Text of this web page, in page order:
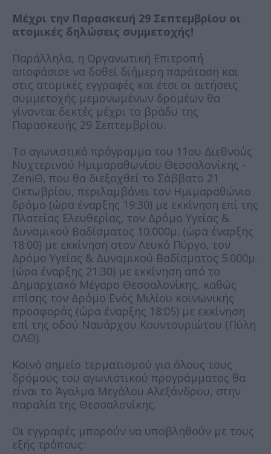
Μέχρι την Παρασκευή 29 Σεπτεμβρίου οι
ατομικές δηλώσεις συμμετοχής!
Παράλληλα, η Οργανωτική Επιτροπή
αποφάσισε να δοθεί διήμερη παράταση και
στις ατομικές εγγραφές και έτσι οι αιτήσεις
συμμετοχής μεμονωμένων δρομέων θα
γίνονται δεκτές μέχρι το βράδυ της
Παρασκευής 29 Σεπτεμβρίου.
Το αγωνιστικό πρόγραμμα του 11ου Διεθνούς
Νυχτερινού Ημιμαραθωνίου Θεσσαλονίκης -
ZeniΘ, που θα διεξαχθεί το Σάββατο 21
Οκτωβρίου, περιλαμβάνει τον Ημιμαραθώνιο
δρόμο (ώρα έναρξης 19:30) με εκκίνηση επί της
Πλατείας Ελευθερίας, τον Δρόμο Υγείας &
Δυναμικού Βαδίσματος 10.000μ. (ώρα έναρξης
18:00) με εκκίνηση στον Λευκό Πύργο, τον
Δρόμο Υγείας & Δυναμικού Βαδίσματος 5.000μ.
(ώρα έναρξης 21:30) με εκκίνηση από το
Δημαρχιακό Μέγαρο Θεσσαλονίκης, καθώς
επίσης τον Δρόμο Ενός Μιλίου κοινωνικής
προσφοράς (ώρα έναρξης 18:05) με εκκίνηση
επί της οδού Ναυάρχου Κουντουριώτου (Πύλη
ΟΛΘ).
Κοινό σημείο τερματισμού για όλους τους
δρόμους του αγωνιστικού προγράμματος θα
είναι το Άγαλμα Μεγάλου Αλεξάνδρου, στην
παραλία της Θεσσαλονίκης.
Οι εγγραφές μπορούν να υποβληθούν με τους
εξής τρόπους: